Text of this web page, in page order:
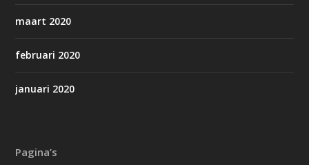
maart 2020
februari 2020
januari 2020
Pagina’s